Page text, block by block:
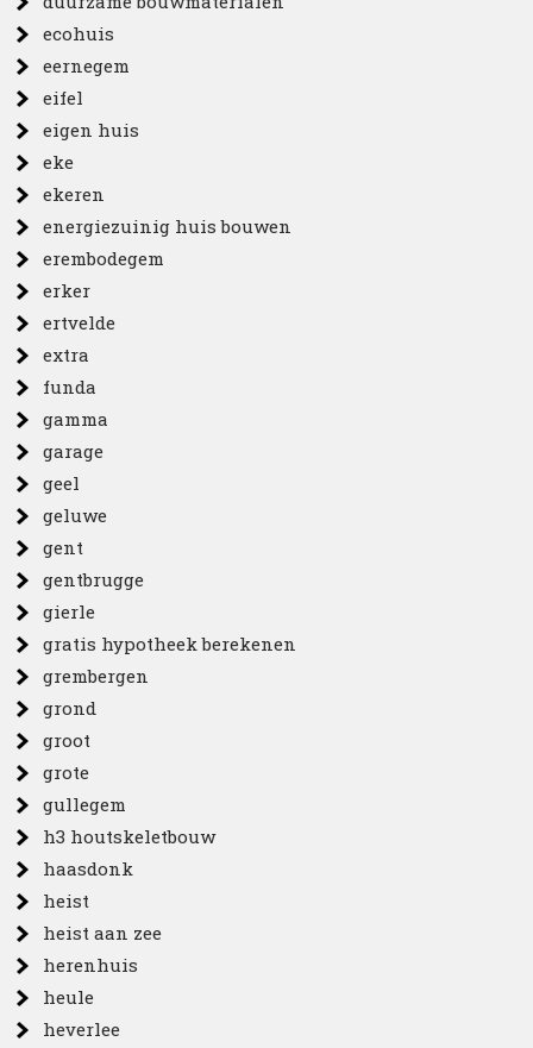
ecohuis
eernegem
eifel
eigen huis
eke
ekeren
energiezuinig huis bouwen
erembodegem
erker
ertvelde
extra
funda
gamma
garage
geel
geluwe
gent
gentbrugge
gierle
gratis hypotheek berekenen
grembergen
grond
groot
grote
gullegem
h3 houtskeletbouw
haasdonk
heist
heist aan zee
herenhuis
heule
heverlee